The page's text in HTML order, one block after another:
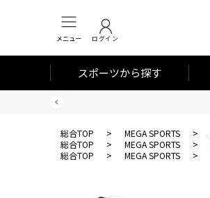
メニュー ログイン
スポーツから探す
総合TOP > MEGA SPORTS >
総合TOP
> MEGA SPORTS >
総合TOP
> MEGA SPORTS >